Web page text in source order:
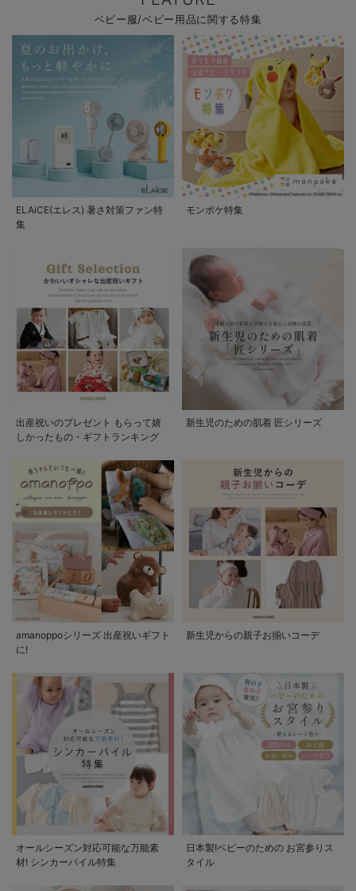
ベビー服/ベビー用品に関する特集
ELAiCE(エレス) 暑さ対策ファン特
集
モンポケ特集
出産祝いのプレゼント もらって嬉
しかったもの・ギフトランキング
新生児のための肌着 匠シリーズ
amanoppoシリーズ 出産祝いギフト
に!
新生児からの親子お揃いコーデ
オールシーズン対応可能な万能素
材! シンカーパイル特集
日本製!ベビーのための お宮参りス
タイル